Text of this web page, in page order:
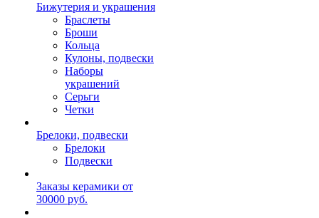
Бижутерия и украшения
Браслеты
Броши
Кольца
Кулоны, подвески
Наборы
украшений
Серьги
Четки
Брелоки, подвески
Брелоки
Подвески
Заказы керамики от
30000 руб.